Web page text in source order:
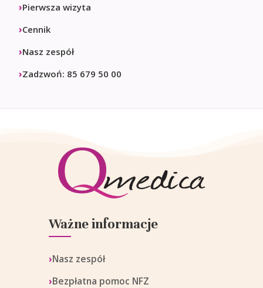
Pierwsza wizyta
Cennik
Nasz zespół
Zadzwoń: 85 679 50 00
Ważne informacje
Nasz zespół
Bezpłatna pomoc NFZ